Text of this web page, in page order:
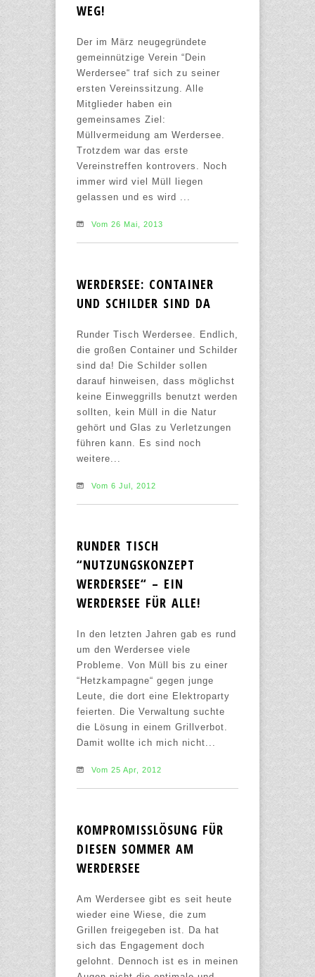
WEG!
Der im März neugegründete
gemeinnützige Verein “Dein
Werdersee“ traf sich zu seiner
ersten Vereinssitzung. Alle
Mitglieder haben ein
gemeinsames Ziel:
Müllvermeidung am Werdersee.
Trotzdem war das erste
Vereinstreffen kontrovers. Noch
immer wird viel Müll liegen
gelassen und es wird ...
Vom 26 Mai, 2013
WERDERSEE: CONTAINER
UND SCHILDER SIND DA
Runder Tisch Werdersee. Endlich,
die großen Container und Schilder
sind da! Die Schilder sollen
darauf hinweisen, dass möglichst
keine Einweggrills benutzt werden
sollten, kein Müll in die Natur
gehört und Glas zu Verletzungen
führen kann. Es sind noch
weitere...
Vom 6 Jul, 2012
RUNDER TISCH
“NUTZUNGSKONZEPT
WERDERSEE“ – EIN
WERDERSEE FÜR ALLE!
In den letzten Jahren gab es rund
um den Werdersee viele
Probleme. Von Müll bis zu einer
“Hetzkampagne“ gegen junge
Leute, die dort eine Elektroparty
feierten. Die Verwaltung suchte
die Lösung in einem Grillverbot.
Damit wollte ich mich nicht...
Vom 25 Apr, 2012
KOMPROMISSLÖSUNG FÜR
DIESEN SOMMER AM
WERDERSEE
Am Werdersee gibt es seit heute
wieder eine Wiese, die zum
Grillen freigegeben ist. Da hat
sich das Engagement doch
gelohnt. Dennoch ist es in meinen